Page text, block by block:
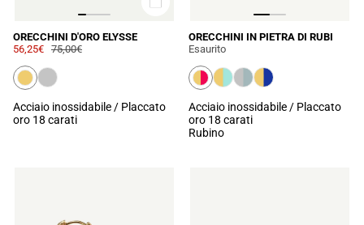
ORECCHINI D'ORO ELYSSE
56,25€ 75,00€
Acciaio inossidabile / Placcato
oro 18 carati
ORECCHINI IN PIETRA DI RUBI
Esaurito
Acciaio inossidabile / Placcato
oro 18 carati
Rubino